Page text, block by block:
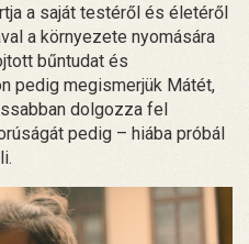
a saját testéről és életéről
a környezete nyomására
bűntudat és
pedig megismerjük Mátét,
dolgozza fel
pedig – hiába próbál